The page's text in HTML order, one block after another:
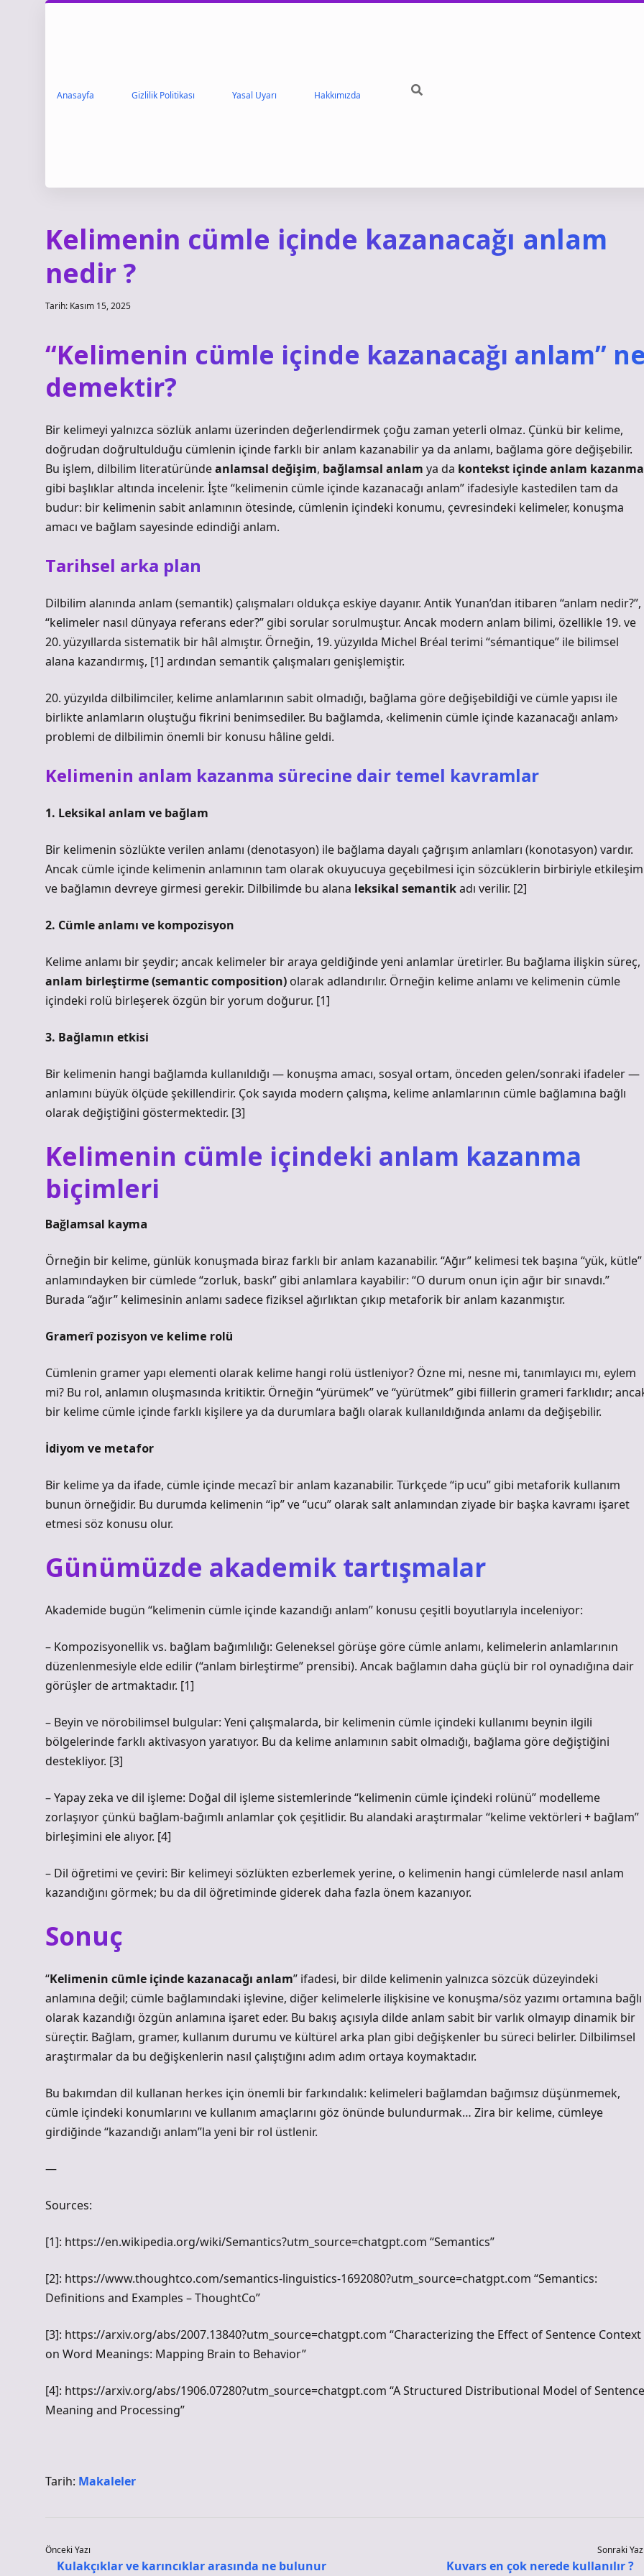
Anasayfa Gizlilik Politikası Yasal Uyarı Hakkımızda
Kelimenin cümle içinde kazanacağı anlam
nedir ?
Tarih: Kasım 15, 2025
“Kelimenin cümle içinde kazanacağı anlam”
demektir?
Bir kelimeyi yalnızca sözlük anlamı üzerinden değerlendirmek çoğu zaman yeterli olmaz. Çünkü bir kelime,
doğrudan doğrultulduğu cümlenin içinde farklı bir anlam kazanabilir ya da anlamı, bağlama göre değişebilir.
Bu işlem, dilbilim literatüründeanlamsal değişim, bağlamsal anlam ya da kontekst içinde anlam kazanma
gibi başlıklar altında incelenir. İşte “kelimenin cümle içinde kazanacağı anlam” ifadesiyle kastedilen tam da
budur: bir kelimenin sabit anlamının ötesinde, cümlenin içindeki konumu, çevresindeki kelimeler, konuşma
amacı ve bağlam sayesinde edindiği anlam.
Tarihsel arka plan
Dilbilim alanında anlam (semantik) çalışmaları oldukça eskiye dayanır. Antik Yunan’dan itibaren “anlam nedir?”,
“kelimeler nasıl dünyaya referans eder?” gibi sorular sorulmuştur. Ancak modern anlam bilimi, özellikle 19. ve
20. yüzyıllarda sistematik bir hâl almıştır. Örneğin, 19. yüzyılda Michel Bréal terimi “sémantique” ile bilimsel
alana kazandırmış, [1] ardından semantik çalışmaları genişlemiştir.
20. yüzyılda dilbilimciler, kelime anlamlarının sabit olmadığı, bağlama göre değişebildiği ve cümle yapısı ile
birlikte anlamların oluştuğu fikrini benimsediler. Bu bağlamda, ‹kelimenin cümle içinde kazanacağı anlam›
problemi de dilbilimin önemli bir konusu hâline geldi.
Kelimenin anlam kazanma sürecine dair temel kavramlar
1. Leksikal anlam ve bağlam
Bir kelimenin sözlükte verilen anlamı (denotasyon) ile bağlama dayalı çağrışım anlamları (konotasyon) vardır.
Ancak cümle içinde kelimenin anlamının tam olarak okuyucuya geçebilmesi için sözcüklerin birbiriyle
ve bağlamın devreye girmesi gerekir. Dilbilimde bu alana leksikal semantikadı verilir. [2]
2. Cümle anlamı ve kompozisyon
Kelime anlamı bir şeydir; ancak kelimeler bir araya geldiğinde yeni anlamlar üretirler. Bu bağlama ilişkin süreç,
anlam birleştirme (semantic composition) olarak adlandırılır. Örneğin kelime anlamı ve kelimenin cümle
içindeki rolü birleşerek özgün bir yorum doğurur. [1]
3. Bağlamın etkisi
Bir kelimenin hangi bağlamda kullanıldığı — konuşma amacı, sosyal ortam, önceden gelen/sonraki ifadeler —
anlamını büyük ölçüde şekillendirir. Çok sayıda modern çalışma, kelime anlamlarının cümle bağlamına bağlı
olarak değiştiğini göstermektedir. [3]
Kelimenin cümle içindeki anlam kazanma
biçimleri
Bağlamsal kayma
Örneğin bir kelime, günlük konuşmada biraz farklı bir anlam kazanabilir. “Ağır” kelimesi tek başına “yük, kütle”
anlamındayken bir cümlede “zorluk, baskı” gibi anlamlara kayabilir: “O durum onun için ağır bir sınavdı.”
Burada “ağır” kelimesinin anlamı sadece fiziksel ağırlıktan çıkıp metaforik bir anlam kazanmıştır.
Gramerî pozisyon ve kelime rolü
Cümlenin gramer yapı elementi olarak kelime hangi rolü üstleniyor? Özne mi, nesne mi, tanımlayıcı mı, eylem
mi? Bu rol, anlamın oluşmasında kritiktir. Örneğin “yürümek” ve “yürütmek” gibi fiillerin grameri farklıdır;
bir kelime cümle içinde farklı kişilere ya da durumlara bağlı olarak kullanıldığında anlamı da değişebilir.
İdiyom ve metafor
Bir kelime ya da ifade, cümle içinde mecazî bir anlam kazanabilir. Türkçede “ip ucu” gibi metaforik kullanım
bunun örneğidir. Bu durumda kelimenin “ip” ve “ucu” olarak salt anlamından ziyade bir başka kavramı işaret
etmesi söz konusu olur.
Günümüzde akademik tartışmalar
Akademide bugün “kelimenin cümle içinde kazandığı anlam” konusu çeşitli boyutlarıyla inceleniyor:
– Kompozisyonellik vs. bağlam bağımlılığı: Geleneksel görüşe göre cümle anlamı, kelimelerin anlamlarının
düzenlenmesiyle elde edilir (“anlam birleştirme” prensibi). Ancak bağlamın daha güçlü bir rol oynadığına dair
görüşler de artmaktadır. [1]
– Beyin ve nörobilimsel bulgular: Yeni çalışmalarda, bir kelimenin cümle içindeki kullanımı beynin ilgili
bölgelerinde farklı aktivasyon yaratıyor. Bu da kelime anlamının sabit olmadığı, bağlama göre değiştiğini
destekliyor. [3]
– Yapay zeka ve dil işleme: Doğal dil işleme sistemlerinde “kelimenin cümle içindeki rolünü” modelleme
zorlaşıyor çünkü bağlam‑bağımlı anlamlar çok çeşitlidir. Bu alandaki araştırmalar “kelime vektörleri + bağlam”
birleşimini ele alıyor. [4]
– Dil öğretimi ve çeviri: Bir kelimeyi sözlükten ezberlemek yerine, o kelimenin hangi cümlelerde nasıl anlam
kazandığını görmek; bu da dil öğretiminde giderek daha fazla önem kazanıyor.
Sonuç
“Kelimenin cümle içinde kazanacağı anlam” ifadesi, bir dilde kelimenin yalnızca sözcük düzeyindeki
anlamına değil; cümle bağlamındaki işlevine, diğer kelimelerle ilişkisine ve konuşma/söz yazımı ortamına bağlı
olarak kazandığı özgün anlamına işaret eder. Bu bakış açısıyla dilde anlam sabit bir varlık olmayıp dinamik bir
süreçtir. Bağlam, gramer, kullanım durumu ve kültürel arka plan gibi değişkenler bu süreci belirler. Dilbilimsel
araştırmalar da bu değişkenlerin nasıl çalıştığını adım adım ortaya koymaktadır.
Bu bakımdan dil kullanan herkes için önemli bir farkındalık: kelimeleri bağlamdan bağımsız düşünmemek,
cümle içindeki konumlarını ve kullanım amaçlarını göz önünde bulundurmak… Zira bir kelime, cümleye
girdiğinde “kazandığı anlam”la yeni bir rol üstlenir.
—
Sources:
[1]: https://en.wikipedia.org/wiki/Semantics?utm_source=chatgpt.com “Semantics”
[2]: https://www.thoughtco.com/semantics-linguistics-1692080?utm_source=chatgpt.com “Semantics:
Definitions and Examples – ThoughtCo”
[3]: https://arxiv.org/abs/2007.13840?utm_source=chatgpt.com “Characterizing the Effect of Sentence Context
on Word Meanings: Mapping Brain to Behavior”
[4]: https://arxiv.org/abs/1906.07280?utm_source=chatgpt.com “A Structured Distributional Model of Sentence
Meaning and Processing”
Tarih: Makaleler
Önceki Yazı
Kulakçıklar ve karıncıklar arasında ne bulunur
Sonraki
Kuvars en çok nerede kullanılır ?